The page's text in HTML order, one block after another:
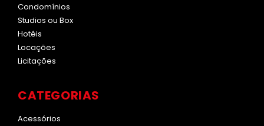
Condomínios
Studios ou Box
Hotéis
Locações
Licitações
CATEGORIAS
Acessórios